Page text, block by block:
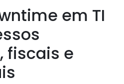
em TI
fiscais e